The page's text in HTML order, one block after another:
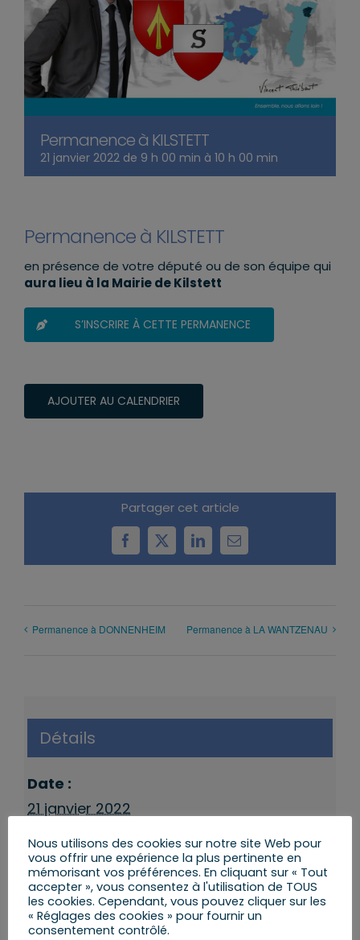
Permanence à KILSTETT
21 janvier 2022 de 9 h 00 min à 10 h 00 min
Permanence à KILSTETT
en présence de votre député ou de son équipe qui
aura lieu à la Mairie de Kilstett
S’INSCRIRE À CETTE PERMANENCE
AJOUTER AU CALENDRIER
Partager cet article
Facebook
X LinkedInEmail
Permanence à DONNENHEIM Permanence à LA WANTZENAU
Détails
Date :
21 janvier 2022
Heure :
9 h 00 min à 10 h 00 min
Catégories d’Évènement:
Permanence KILSTETT,Permanences
9eme Circonscription
Nous utilisons des cookies sur notre site Web pour
vous offrir une expérience la plus pertinente en
mémorisant vos préférences. En cliquant sur « Tout
accepter », vous consentez à l'utilisation de TOUS
les cookies. Cependant, vous pouvez cliquer sur les
« Réglages des cookies » pour fournir un
consentement contrôlé.